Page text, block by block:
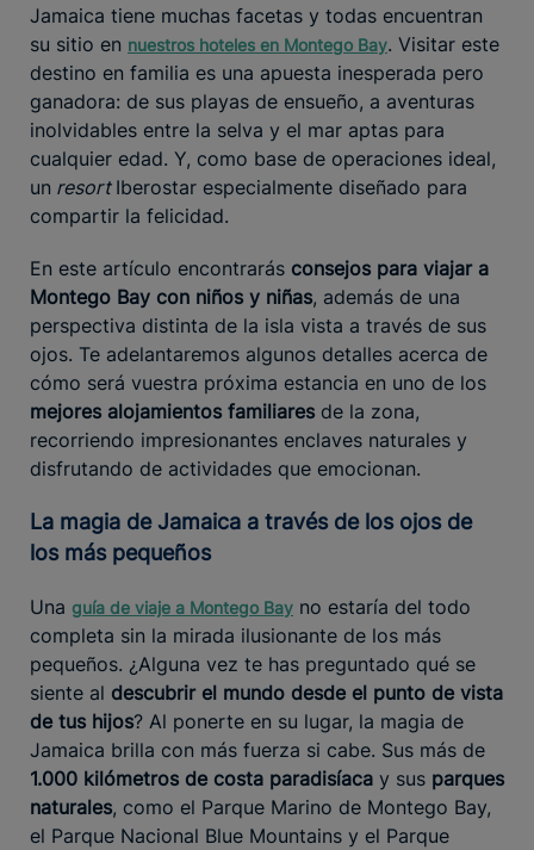
Jamaica tiene muchas facetas y todas encuentran
su sitio en nuestros hoteles en Montego Bay. Visitar este
destino en familia es una apuesta inesperada pero
ganadora: de sus playas de ensueño, a aventuras
inolvidables entre la selva y el mar aptas para
cualquier edad. Y, como base de operaciones ideal,
un resort Iberostar especialmente diseñado para
compartir la felicidad.
En este artículo encontrarás consejos para viajar a
Montego Bay con niños y niñas, además de una
perspectiva distinta de la isla vista a través de sus
ojos. Te adelantaremos algunos detalles acerca de
cómo será vuestra próxima estancia en uno de los
mejores alojamientos familiares de la zona,
recorriendo impresionantes enclaves naturales y
disfrutando de actividades que emocionan.
La magia de Jamaica a través de los ojos de
los más pequeños
Una guía de viaje a Montego Bay no estaría del todo
completa sin la mirada ilusionante de los más
pequeños. ¿Alguna vez te has preguntado qué se
siente al descubrir el mundo desde el punto de vista
de tus hijos? Al ponerte en su lugar, la magia de
Jamaica brilla con más fuerza si cabe. Sus más de
1.000 kilómetros de costa paradisíaca y sus parques
naturales, como el Parque Marino de Montego Bay,
el Parque Nacional Blue Mountains y el Parque